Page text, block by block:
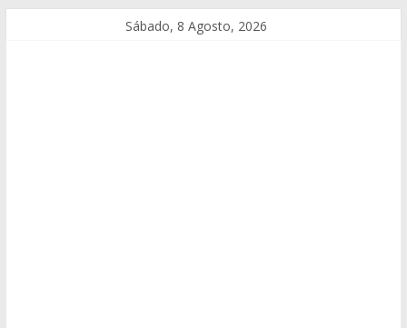
Sábado, 8 Agosto, 2026